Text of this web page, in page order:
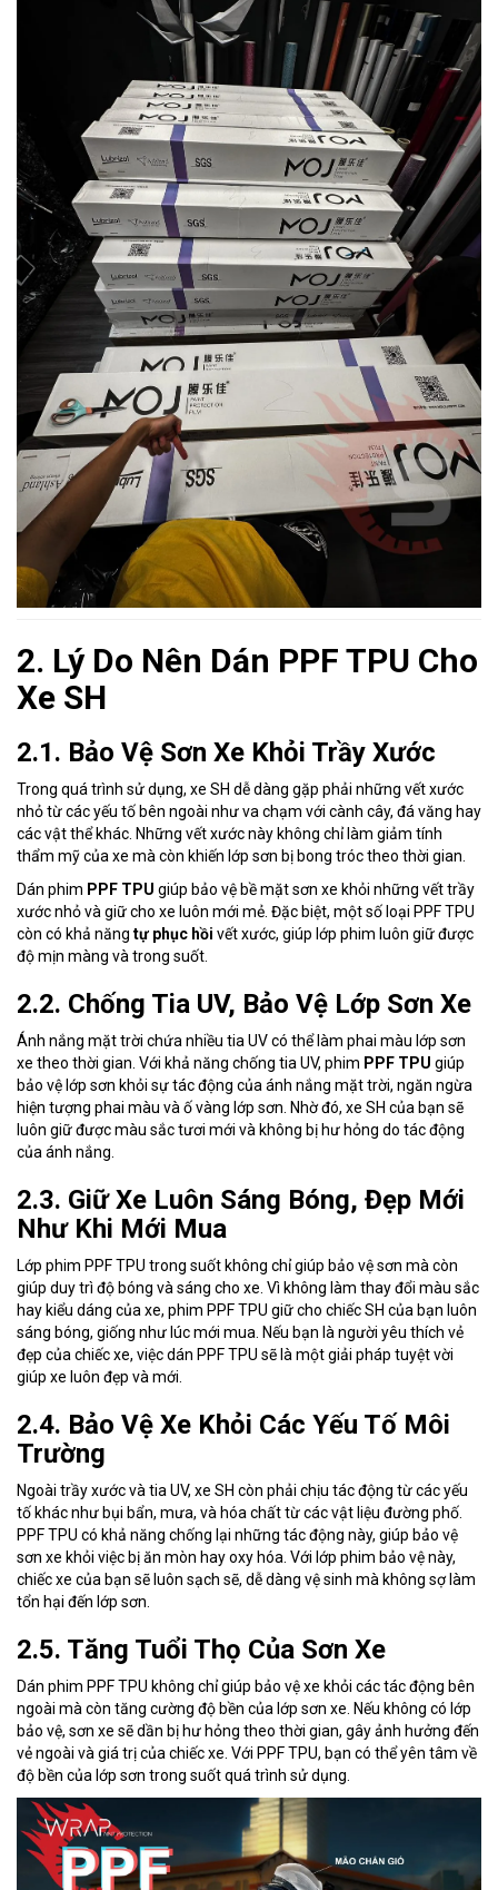
2. Lý Do Nên Dán PPF TPU Cho
Xe SH
2.1. Bảo Vệ Sơn Xe Khỏi Trầy Xước
Trong quá trình sử dụng, xe SH dễ dàng gặp phải những vết xước
nhỏ từ các yếu tố bên ngoài như va chạm với cành cây, đá văng hay
các vật thể khác. Những vết xước này không chỉ làm giảm tính
thẩm mỹ của xe mà còn khiến lớp sơn bị bong tróc theo thời gian.
Dán phim PPF TPU giúp bảo vệ bề mặt sơn xe khỏi những vết trầy
xước nhỏ và giữ cho xe luôn mới mẻ. Đặc biệt, một số loại PPF TPU
còn có khả năng tự phục hồi vết xước, giúp lớp phim luôn giữ được
độ mịn màng và trong suốt.
2.2. Chống Tia UV, Bảo Vệ Lớp Sơn Xe
Ánh nắng mặt trời chứa nhiều tia UV có thể làm phai màu lớp sơn
xe theo thời gian. Với khả năng chống tia UV, phim PPF TPU giúp
bảo vệ lớp sơn khỏi sự tác động của ánh nắng mặt trời, ngăn ngừa
hiện tượng phai màu và ố vàng lớp sơn. Nhờ đó, xe SH của bạn sẽ
luôn giữ được màu sắc tươi mới và không bị hư hỏng do tác động
của ánh nắng.
2.3. Giữ Xe Luôn Sáng Bóng, Đẹp Mới
Như Khi Mới Mua
Lớp phim PPF TPU trong suốt không chỉ giúp bảo vệ sơn mà còn
giúp duy trì độ bóng và sáng cho xe. Vì không làm thay đổi màu sắc
hay kiểu dáng của xe, phim PPF TPU giữ cho chiếc SH của bạn luôn
sáng bóng, giống như lúc mới mua. Nếu bạn là người yêu thích vẻ
đẹp của chiếc xe, việc dán PPF TPU sẽ là một giải pháp tuyệt vời
giúp xe luôn đẹp và mới.
2.4. Bảo Vệ Xe Khỏi Các Yếu Tố Môi
Trường
Ngoài trầy xước và tia UV, xe SH còn phải chịu tác động từ các yếu
tố khác như bụi bẩn, mưa, và hóa chất từ các vật liệu đường phố.
PPF TPU có khả năng chống lại những tác động này, giúp bảo vệ
sơn xe khỏi việc bị ăn mòn hay oxy hóa. Với lớp phim bảo vệ này,
chiếc xe của bạn sẽ luôn sạch sẽ, dễ dàng vệ sinh mà không sợ làm
tổn hại đến lớp sơn.
2.5. Tăng Tuổi Thọ Của Sơn Xe
Dán phim PPF TPU không chỉ giúp bảo vệ xe khỏi các tác động bên
ngoài mà còn tăng cường độ bền của lớp sơn xe. Nếu không có lớp
bảo vệ, sơn xe sẽ dần bị hư hỏng theo thời gian, gây ảnh hưởng đến
vẻ ngoài và giá trị của chiếc xe. Với PPF TPU, bạn có thể yên tâm về
độ bền của lớp sơn trong suốt quá trình sử dụng.